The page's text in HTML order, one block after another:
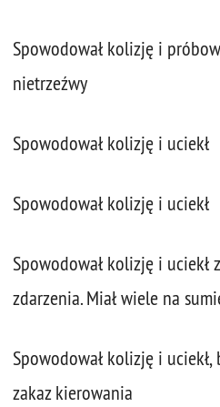
Spowodował kolizję i
nietrzeźwy
Spowodował kolizję i uciekł
Spowodował kolizję i uciekł
Spowodował kolizję i uciekł
zdarzenia. Miał wiele na
Spowodował kolizję i uciekł,
zakaz kierowania